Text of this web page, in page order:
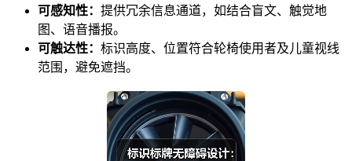
可感知性： 提供冗余信息通道，如结合盲文、触觉地
图、语音播报。
可触达性： 标识高度、位置符合轮椅使用者及儿童视线
范围，避免遮挡。